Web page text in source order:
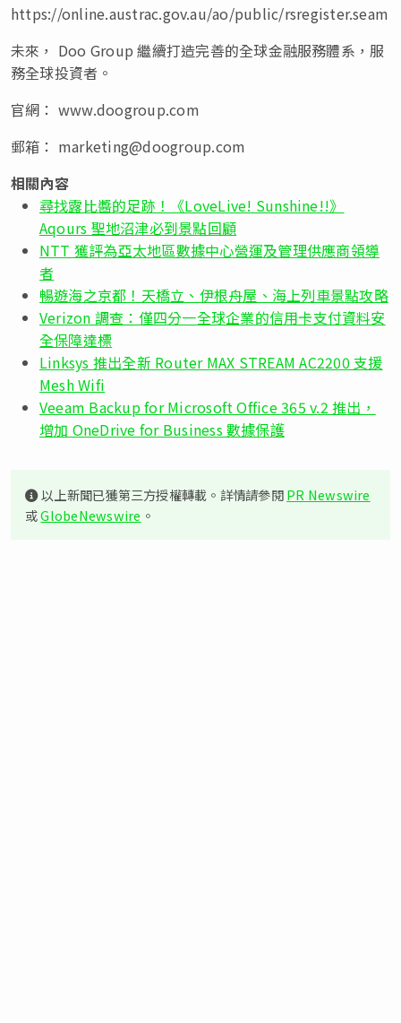
https://online.austrac.gov.au/ao/public/rsregister.seam
未來， Doo Group 繼續打造完善的全球金融服務體系，服
務全球投資者。
官網： www.doogroup.com
郵箱： marketing@doogroup.com
相關內容
尋找露比醬的足跡！《LoveLive! Sunshine!!》
Aqours 聖地沼津必到景點回顧
NTT 獲評為亞太地區數據中心營運及管理供應商領導
者
暢遊海之京都！天橋立、伊根舟屋、海上列車景點攻略
Verizon 調查：僅四分一全球企業的信用卡支付資料安
全保障達標
Linksys 推出全新 Router MAX STREAM AC2200 支援
Mesh Wifi
Veeam Backup for Microsoft Office 365 v.2 推出，
增加 OneDrive for Business 數據保護
以上新聞已獲第三方授權轉載。詳情請參閱PR Newswire
或GlobeNewswire 。